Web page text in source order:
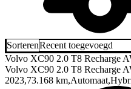
Sorteren
Volvo XC90 2.0 T8 Recharge
2023 73.168 km Automaat
Volvo XC90 2.0 T8 Recharge